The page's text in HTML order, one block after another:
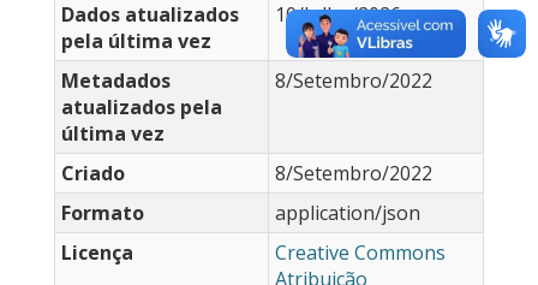
Dados atualizados
pela última vez
10/Julho/2026
Metadados
atualizados pela
última vez
8/Setembro/2022
Criado
8/Setembro/2022
Formato
application/json
Licença
Creative Commons
Atribuição